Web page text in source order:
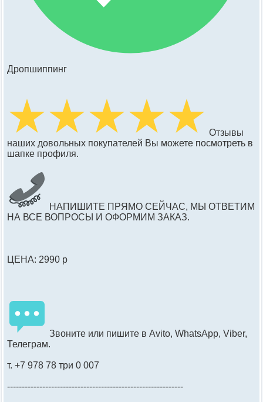
Дропшиппинг
Отзывы
наших довольных покупателей Вы можете посмотреть в
шапке профиля.
НАПИШИТЕ ПРЯМО СЕЙЧАС, МЫ ОТВЕТИМ
НА ВСЕ ВОПРОСЫ И ОФОРМИМ ЗАКАЗ.
ЦЕНА: 2990 р
Звоните или пишите в Avito, WhatsApp, Viber,
Телеграм.
т. +7 978 78 три 0 007
------------------------------------------------------------